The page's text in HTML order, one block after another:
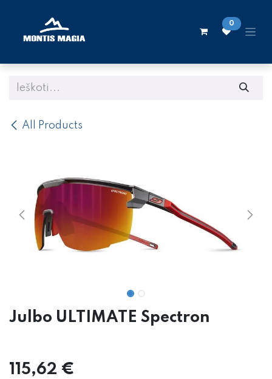
0
All Products
Julbo ULTIMATE Spectron
115,62 €